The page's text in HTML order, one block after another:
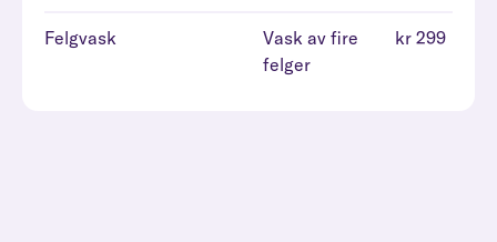
Felgvask
Vask av fire
felger
kr 299